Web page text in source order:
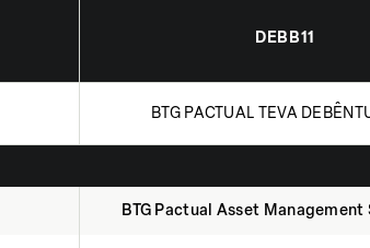
DEBB11
BTG PACTUAL TEVA
BTG Pactual Asset Management